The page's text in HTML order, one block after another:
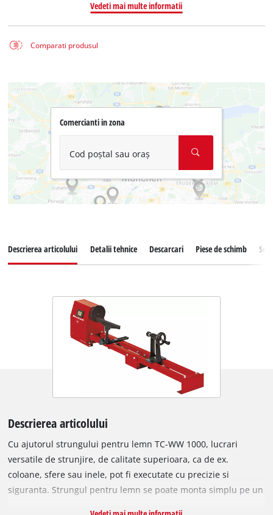
Vedeti mai multe informatii
Comparati produsul
Comercianti in zona
Cod poștal sau oraș
Descrierea articolului Detalii tehnice Descarcari Piese de schimb
Descrierea articolului
Cu ajutorul strungului pentru lemn TC-WW 1000, lucrari
versatile de strunjire, de calitate superioara, ca de ex.
coloane, sfere sau inele, pot fi executate cu precizie si
siguranta. Strungul pentru lemn se poate monta simplu pe un